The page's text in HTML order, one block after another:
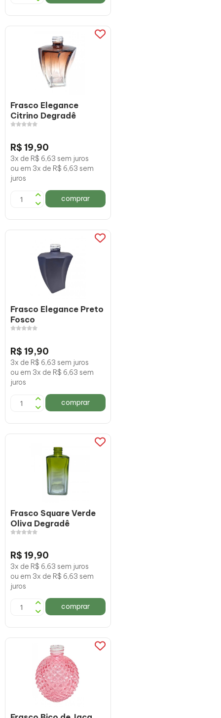
Frasco Elegance
Citrino Degradê
R$ 19,90
3x de R$ 6,63 sem juros
ou em 3x de R$ 6,63 sem
juros
comprar
Frasco Elegance Preto
Fosco
R$ 19,90
3x de R$ 6,63 sem juros
ou em 3x de R$ 6,63 sem
juros
comprar
Frasco Square Verde
Oliva Degradê
R$ 19,90
3x de R$ 6,63 sem juros
ou em 3x de R$ 6,63 sem
juros
comprar